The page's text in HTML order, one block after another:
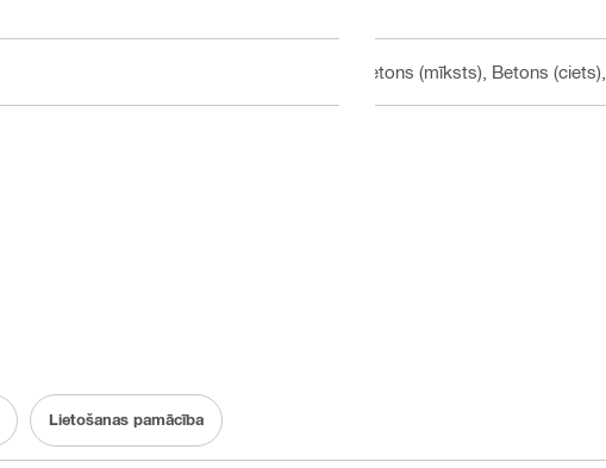
Betons (mīksts), Betons
Lietošanas pamācība